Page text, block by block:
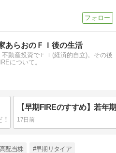
あらおのＦＩ後の生活
動産投資でＦＩ(経済的自立)。その後
について。
17日前
配当株 #早期リタイア